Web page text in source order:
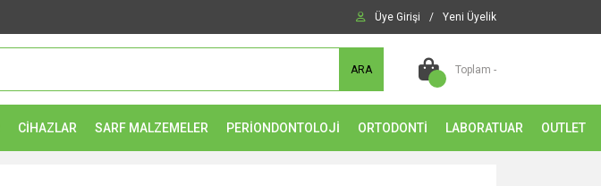
Üye Girişi / Yeni Üyelik
ARA Toplam -
CİHAZLAR SARF MALZEMELER PERİONDONTOLOJİ ORTODONTİ LABORATUAR OUTLET